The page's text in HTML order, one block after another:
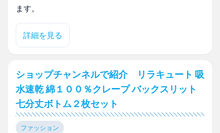
ます。
詳細を見る
ショップチャンネルで紹介 リラキュート 吸
水速乾 綿１００％クレープ バックスリット
七分丈ボトム２枚セット
ファッション